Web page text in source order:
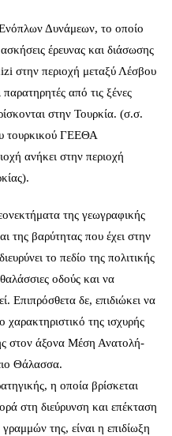
Δυνάμεων, το οποίο
έρευνας και διάσωσης
στην περιοχή μεταξύ Λέσβου
από τις ξένες
στην Τουρκία. (σ.σ.
τουρκικού ΓΕΕΘΑ
ανήκει στην περιοχή
της γεωγραφικής
της βαρύτητας που έχει στην
το πεδίο της πολιτικής
οδούς και να
Επιπρόσθετα δε, επιδιώκει να
χαρακτηριστικό της ισχυρής
στον άξονα Μέση Ανατολή-
Θάλασσα.
η οποία βρίσκεται
στη διεύρυνση και επέκταση
της, είναι η επιδίωξη